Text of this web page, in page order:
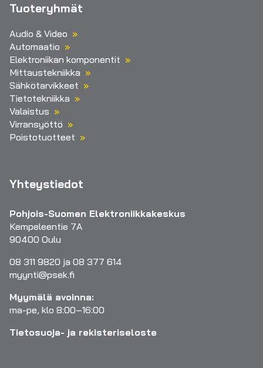
Tuoteryhmät
Audio & Video
Automaatio
Elektroniikan komponentit
Mittaustekniikka
Sähkötarvikkeet
Tietotekniikka
Valaistus
Virransyöttö
Poistotuotteet
Yhteystiedot
Pohjois-Suomen Elektroniikkakeskus
Kempeleentie 7A
90400 Oulu
08 311 9820 ja 08 377 614
myynti@psek.fi
Myymälä avoinna:
ma-pe, klo 8:00–16:00
Tietosuoja- ja rekisteriseloste